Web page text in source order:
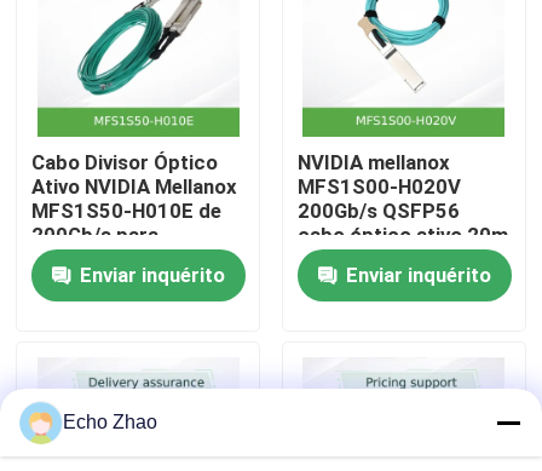
Visita à fábrica
Controle de Qualidade
Contacte-nos
Notícias
Casos
Solicite um orçamento
Cabo Divisor Óptico
Ativo NVIDIA Mellanox
MFS1S50-H010E de
200Gb/s para
2x100Gb/s QSFP56
AOC de 10m
Enviar inquérito
NVIDIA mellanox
MFS1S00-H020V
200Gb/s QSFP56
cabo óptico ativo 20m
AOC para HDR
InfiniBandEnviar inquérito
Echo Zhao